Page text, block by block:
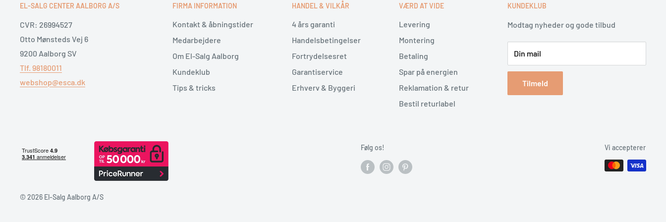
effektivt og modstå slid over tid, så du får enholdbar Bosch stavblender med
. Sammen med det ekstra store håndtag og den trinløse
arbejder med tykkere blandinger eller større mængder.
Modellen passer perfekt til dig, der vil samle flere funktioner i ét
køkkenredskab. Med både hakker, piskeris og praktisk bæger inkluderet kan
Et stærkt valg til hjemmelavet mad fra bunden
metalfod, QuattroBlade Pro og alsidigt tilbehør
EL-SALG CENTER AALBORG A/S
CVR: 26994527
Otto Mønsteds Vej 6
9200 Aalborg SV
Tlf. 98180011
webshop@esca.dk
FIRMA INFORMATION
Kontakt & åbningstider
Medarbejdere
Om El-Salg Aalborg
Kundeklub
Tips & tricks
HANDEL & VILKÅR
4 års garanti
Handelsbetingelser
Fortrydelsesret
Garantiservice
Erhverv & Byggeri
VÆRD AT VIDE
Levering
Montering
Betaling
Spar på energien
Reklamation & retur
Bestil returlabel
KUNDEKLUB
Modtag nyheder og gode tilbud
Din mail
Tilmeld
© 2026 El-Salg Aalborg A/S
Følg os! Vi accepterer